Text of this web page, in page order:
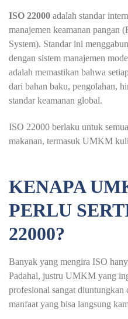
ISO 22000 adalah standar
manajemen keamanan pangan
System). Standar ini
dengan sistem manajemen
adalah memastikan bahwa
dari bahan baku, pengolahan,
standar keamanan global.
ISO 22000 berlaku untuk
makanan, termasuk UMKM
KENAPA
PERLU
22000?
Banyak yang mengira ISO
Padahal, justru UMKM yang
profesional sangat
manfaat yang bisa langsung